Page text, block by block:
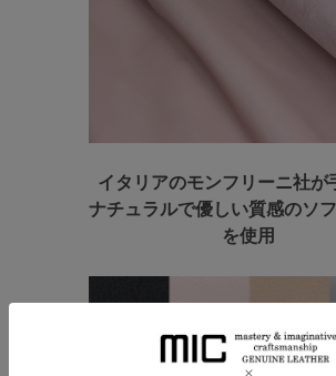
イタリアのモンフリーニ社が
ナチュラルで優しい質感のソ
を使用